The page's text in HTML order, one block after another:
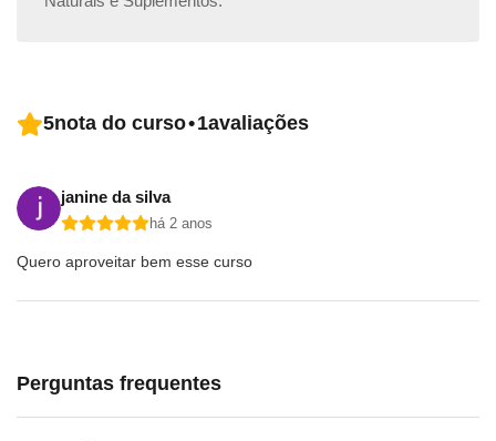
5nota do curso•1avaliações
janine da silva
há 2 anos
Quero aproveitar bem esse curso
Perguntas frequentes